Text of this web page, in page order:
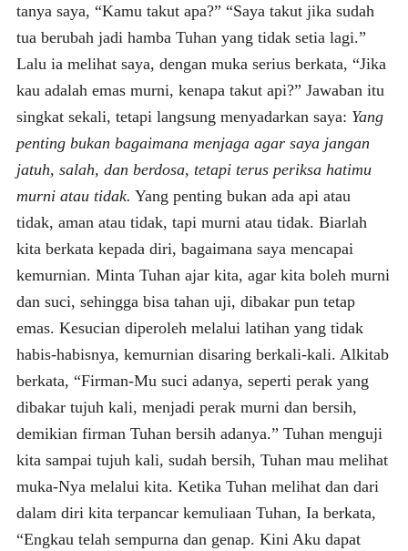
tanya saya, “Kamu takut apa?” “Saya takut jika sudah
tua berubah jadi hamba Tuhan yang tidak setia lagi.”
Lalu ia melihat saya, dengan muka serius berkata, “Jika
kau adalah emas murni, kenapa takut api?” Jawaban itu
singkat sekali, tetapi langsung menyadarkan saya: Yang
penting bukan bagaimana menjaga agar saya jangan
jatuh, salah, dan berdosa, tetapi terus periksa hatimu
murni atau tidak. Yang penting bukan ada api atau
tidak, aman atau tidak, tapi murni atau tidak. Biarlah
kita berkata kepada diri, bagaimana saya mencapai
kemurnian. Minta Tuhan ajar kita, agar kita boleh murni
dan suci, sehingga bisa tahan uji, dibakar pun tetap
emas. Kesucian diperoleh melalui latihan yang tidak
habis-habisnya, kemurnian disaring berkali-kali. Alkitab
berkata, “Firman-Mu suci adanya, seperti perak yang
dibakar tujuh kali, menjadi perak murni dan bersih,
demikian firman Tuhan bersih adanya.” Tuhan menguji
kita sampai tujuh kali, sudah bersih, Tuhan mau melihat
muka-Nya melalui kita. Ketika Tuhan melihat dan dari
dalam diri kita terpancar kemuliaan Tuhan, Ia berkata,
“Engkau telah sempurna dan genap. Kini Aku dapat